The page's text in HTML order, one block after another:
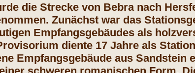
die Strecke von Bebra nach
Zunächst war das
Empfangsgebäudes als
diente 17 Jahre als
Empfangsgebäude aus Sandstein